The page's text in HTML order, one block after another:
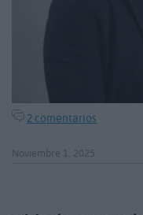
2 comentarios
Noviembre 1, 2025